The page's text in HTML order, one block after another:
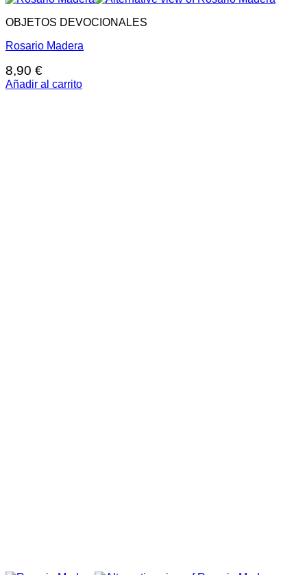
OBJETOS DEVOCIONALES
Rosario Madera
8,90 €
Añadir al carrito